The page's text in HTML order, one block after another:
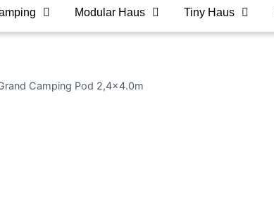
Modular Haus Tiny Haus
Camping Pod 2,4×4.0m